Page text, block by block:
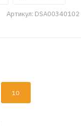
Артикул: DSA00340102
10